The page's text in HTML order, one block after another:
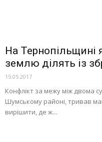
На Тернопільщині
землю ділять із
15.05.2017
Конфлікт за межу між двома
Шумському районі, тривав
вирішити, де ж...